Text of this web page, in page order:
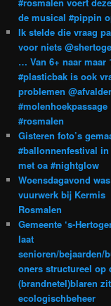
#rosmalen voert
de musical #pippin
Ik stelde die vraag
voor niets
… Van 6+ naar maar
#plasticbak is ook
problemen
#molenhoekpassage
#rosmalen
Gisteren foto’s
#ballonnenfestival in
met oa #nightglow
Woensdagavond
vuurwerk bij Kermis
Rosmalen
Gemeente ‘s-
laat
senioren/bejaarden/
oners structureel op
(brandnetel)blaren
ecologischbeheer